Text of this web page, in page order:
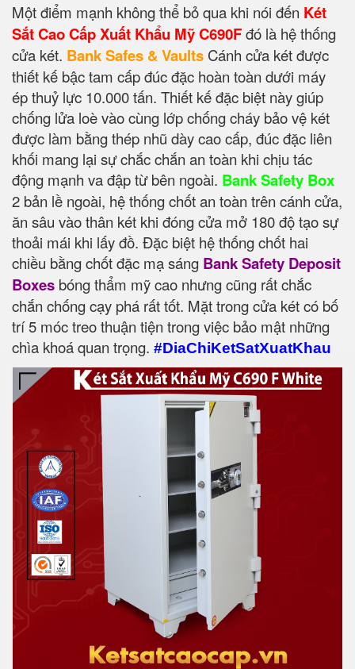
Một điểm mạnh không thể bỏ qua khi nói đến Két
Sắt Cao Cấp Xuất Khẩu Mỹ C690Fđó là hệ thống
cửa két. Bank Safes & Vaults Cánh cửa két được
thiết kế bậc tam cấp đúc đặc hoàn toàn dưới máy
ép thuỷ lực 10.000 tấn. Thiết kế đặc biệt này giúp
chống lửa loè vào cùng lớp chống cháy bảo vệ két
được làm bằng thép nhũ dày cao cấp, đúc đặc liên
khối mang lại sự chắc chắn an toàn khi chịu tác
động mạnh va đập từ bên ngoài. Bank Safety Box
2 bản lề ngoài, hệ thống chốt an toàn trên cánh cửa,
ăn sâu vào thân két khi đóng cửa mở 180 độ tạo sự
thoải mái khi lấy đồ. Đặc biệt hệ thống chốt hai
chiều bằng chốt đặc mạ sáng Bank Safety Deposit
Boxes bóng thẩm mỹ cao nhưng cũng rất chắc
chắn chống cạy phá rất tốt. Mặt trong cửa két có bố
trí 5 móc treo thuận tiện trong việc bảo mật những
chìa khoá quan trọng. #DiaChiKetSatXuatKhau